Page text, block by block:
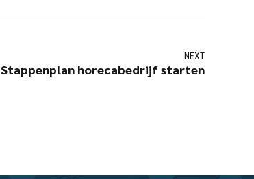
NEXT
Stappenplan horecabedrijf starten